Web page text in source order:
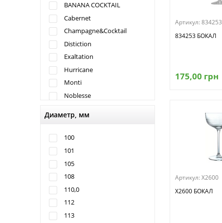
BANANA COCKTAIL
Cabernet
Champagne&Cocktail
Distiction
Exaltation
Hurricane
Monti
Noblesse
Villeneuve
Vina Juliette
West Loop
Диаметр, мм
100
101
105
108
110,0
112
113
Артикул: 834253
834253 БОКАЛ
175,00 грн
Артикул: X2600
X2600 БОКАЛ